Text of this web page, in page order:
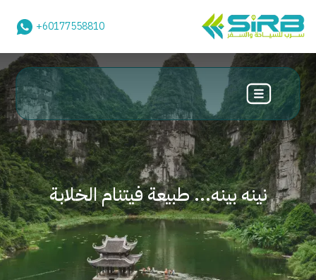
+60177558810
نينه بينه... طبيعة فيتنام الخلابة